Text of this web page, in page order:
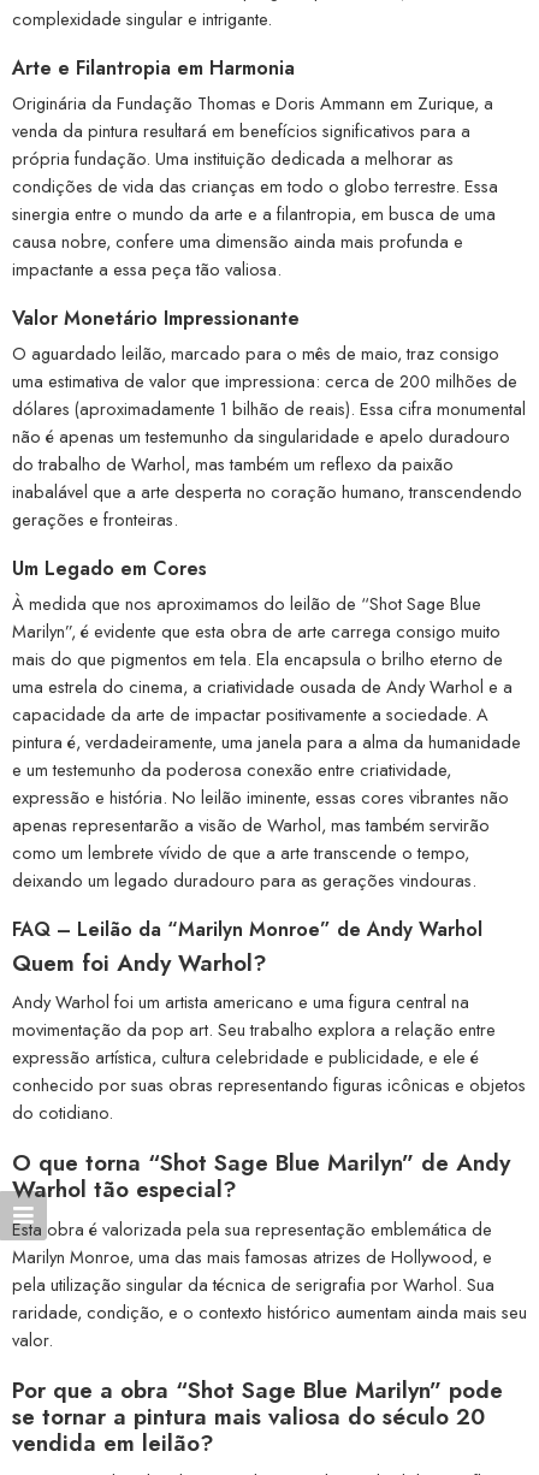
complexidade singular e intrigante.
Arte e Filantropia em Harmonia
Originária da Fundação Thomas e Doris Ammann em Zurique, a
venda da pintura resultará em benefícios significativos para a
própria fundação. Uma instituição dedicada a melhorar as
condições de vida das crianças em todo o globo terrestre. Essa
sinergia entre o mundo da arte e a filantropia, em busca de uma
causa nobre, confere uma dimensão ainda mais profunda e
impactante a essa peça tão valiosa.
Valor Monetário Impressionante
O aguardado leilão, marcado para o mês de maio, traz consigo
uma estimativa de valor que impressiona: cerca de 200 milhões de
dólares (aproximadamente 1 bilhão de reais). Essa cifra monumental
não é apenas um testemunho da singularidade e apelo duradouro
do trabalho de Warhol, mas também um reflexo da paixão
inabalável que a arte desperta no coração humano, transcendendo
gerações e fronteiras.
Um Legado em Cores
À medida que nos aproximamos do leilão de “Shot Sage Blue
Marilyn”, é evidente que esta obra de arte carrega consigo muito
mais do que pigmentos em tela. Ela encapsula o brilho eterno de
uma estrela do cinema, a criatividade ousada de Andy Warhol e a
capacidade da arte de impactar positivamente a sociedade. A
pintura é, verdadeiramente, uma janela para a alma da humanidade
e um testemunho da poderosa conexão entre criatividade,
expressão e história. No leilão iminente, essas cores vibrantes não
apenas representarão a visão de Warhol, mas também servirão
como um lembrete vívido de que a arte transcende o tempo,
deixando um legado duradouro para as gerações vindouras.
FAQ – Leilão da “Marilyn Monroe” de Andy Warhol
Quem foi Andy Warhol?
Andy Warhol foi um artista americano e uma figura central na
movimentação da pop art. Seu trabalho explora a relação entre
expressão artística, cultura celebridade e publicidade, e ele é
conhecido por suas obras representando figuras icônicas e objetos
do cotidiano.
O que torna “Shot Sage Blue Marilyn” de Andy
Warhol tão especial?
Esta obra é valorizada pela sua representação emblemática de
Marilyn Monroe, uma das mais famosas atrizes de Hollywood, e
pela utilização singular da técnica de serigrafia por Warhol. Sua
raridade, condição, e o contexto histórico aumentam ainda mais seu
valor.
Por que a obra “Shot Sage Blue Marilyn” pode
se tornar a pintura mais valiosa do século 20
vendida em leilão?